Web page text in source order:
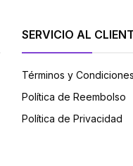
SERVICIO AL
Términos y Condiciones
Política de Reembolso
Política de Privacidad